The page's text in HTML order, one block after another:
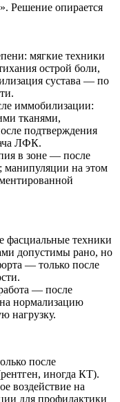
Решение опирается
мягкие техники
острой боли,
сустава — по
иммобилизации:
тканями,
подтверждения
ЛФК.
в зоне — после
манипуляции на этом
техники
допустимы рано, но
— только после
— после
нормализацию
нагрузку.
после
иногда КТ).
воздействие на
для профилактики